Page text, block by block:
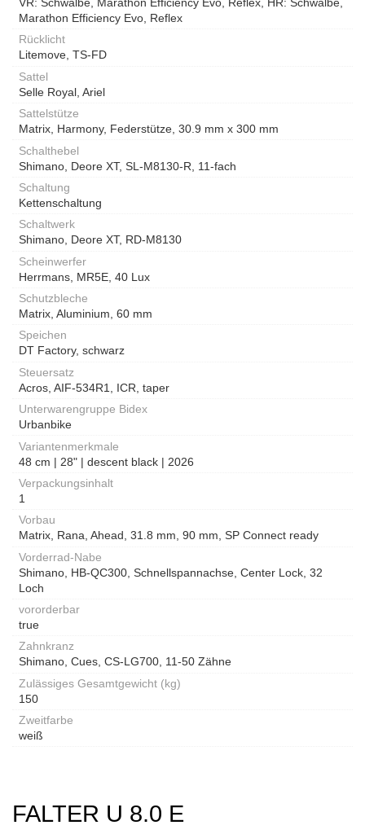
Marathon Efficiency Evo, Reflex
Rücklicht
Litemove, TS-FD
Sattel
Selle Royal, Ariel
Sattelstütze
Matrix, Harmony, Federstütze, 30.9 mm x 300 mm
Schalthebel
Shimano, Deore XT, SL-M8130-R, 11-fach
Schaltung
Kettenschaltung
Schaltwerk
Shimano, Deore XT, RD-M8130
Scheinwerfer
Herrmans, MR5E, 40 Lux
Schutzbleche
Matrix, Aluminium, 60 mm
Speichen
DT Factory, schwarz
Steuersatz
Acros, AIF-534R1, ICR, taper
Unterwarengruppe Bidex
Urbanbike
Variantenmerkmale
48 cm | 28" | descent black | 2026
Verpackungsinhalt
1
Vorbau
Matrix, Rana, Ahead, 31.8 mm, 90 mm, SP Connect ready
Vorderrad-Nabe
Shimano, HB-QC300, Schnellspannachse, Center Lock, 32
Loch
vororderbar
true
Zahnkranz
Shimano, Cues, CS-LG700, 11-50 Zähne
Zulässiges Gesamtgewicht (kg)
150
Zweitfarbe
weiß
FALTER U 8.0 E